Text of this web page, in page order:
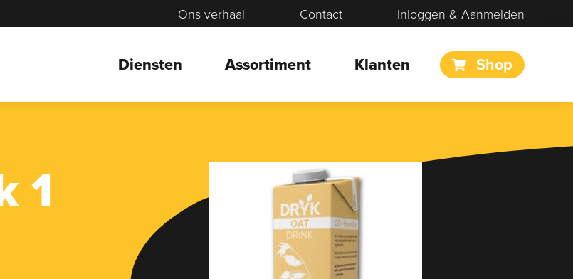
Ons verhaal Contact Inloggen & Aanmelden
Diensten Assortiment Klanten Shop
1